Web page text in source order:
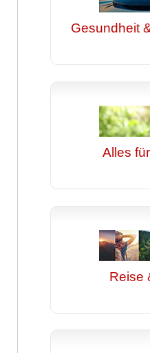
Gesundheit
Alles
Reise